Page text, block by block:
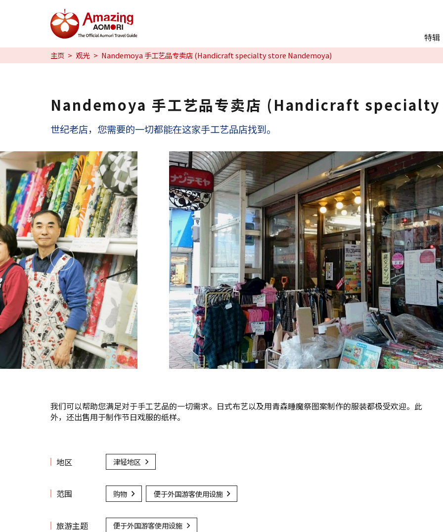
特辑
推荐行程
日本魅力
观光
日本語
相册
主页 观光 Nandemoya 手工艺品专卖店 (Handicraft specialty store Nandemoya)
Nandemoya 手工艺品专卖店 (Handicraft
世纪老店，您需要的一切都能在这家手工艺品店找到。
我们可以帮助您满足对于手工艺品的一切需求。日式布艺以及用青森睡魔祭图案制作的服装都极受欢迎。此
外，还出售用于制作节日戏服的纸样。
地区 津轻地区
范围 购物 便于外国游客使用设施
旅游主题 便于外国游客使用设施
特辑